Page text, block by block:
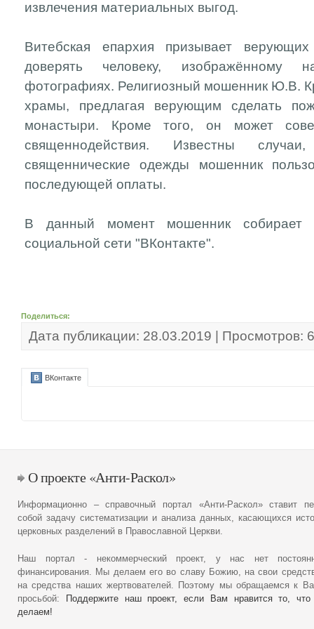
извлечения материальных выгод.
Витебская епархия призывает
доверять человеку, изображённому
фотографиях. Религиозный мошенник Ю.В.
храмы, предлагая верующим сделать
монастыри. Кроме того, он может
священнодействия. Известны
священнические одежды мошенник
последующей оплаты.
В данный момент мошенник собирает
социальной сети "ВКонтакте".
Поделиться:
Дата публикации: 28.03.2019 | Просмотров:
ВКонтакте
О проекте «Анти-Раскол»
Информационно – справочный портал «Анти-Раскол» ставит
собой задачу систематизации и анализа данных, касающихся
церковных разделений в Православной Церкви.
Наш портал - некоммерческий проект, у нас нет
финансирования. Мы делаем его во славу Божию, на свои
на средства наших жертвователей. Поэтому мы обращаемся к
просьбой:
Поддержите наш проект, если Вам нравится то,
делаем!